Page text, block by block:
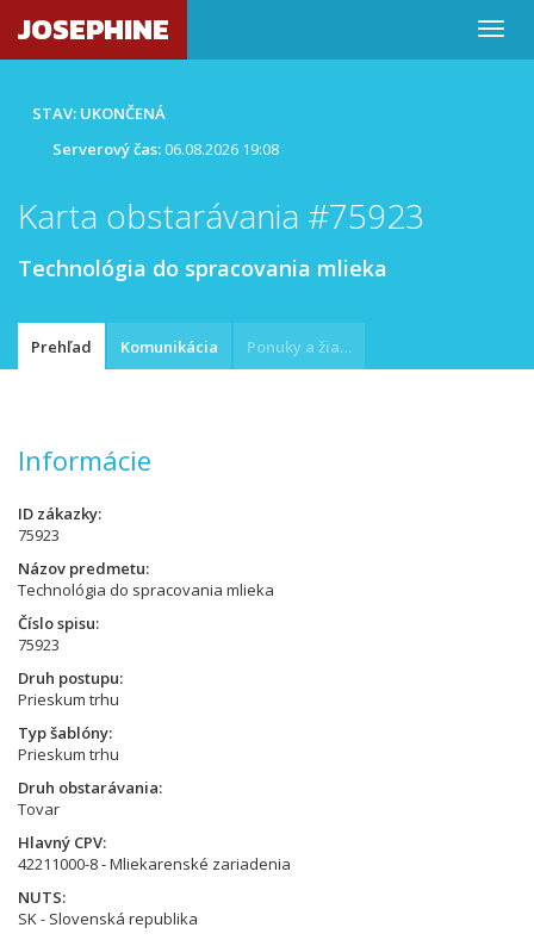
JOSEPHINE
STAV: UKONČENÁ
Serverový čas:06.08.2026 19:08
Karta obstarávania #75923
Technológia do spracovania mlieka
Prehľad Komunikácia Ponuky a žiadosti
Informácie
ID zákazky
75923
Názov predmetu
Technológia do spracovania mlieka
Číslo spisu
75923
Druh postupu
Prieskum trhu
Typ šablóny
Prieskum trhu
Druh obstarávania
Tovar
Hlavný CPV
42211000-8 - Mliekarenské zariadenia
NUTS
SK - Slovenská republika